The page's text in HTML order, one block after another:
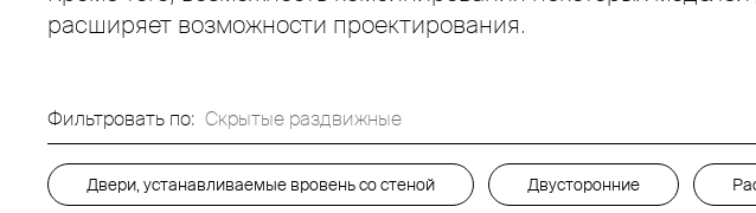
расширяет возможности проектирования.
Фильтровать по: Скрытые раздвижные
Двери, устанавливаемые вровень со стеной Двусторонние